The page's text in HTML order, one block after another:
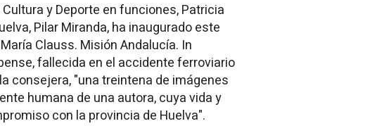
y Deporte en funciones, Patricia
Pilar Miranda, ha inaugurado este
Clauss. Misión Andalucía. In
fallecida en el accidente ferroviario
consejera, "una treintena de imágenes
humana de una autora, cuya vida y
con la provincia de Huelva".